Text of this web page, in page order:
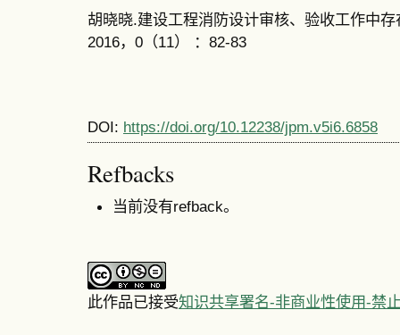
胡晓晓.建设工程消防设计审核、验收工作中
2016，0（11） ：82-83
DOI: https://doi.org/10.12238/jpm.v5i6.6858
Refbacks
当前没有refback。
此作品已接受知识共享署名-非商业性使用-禁